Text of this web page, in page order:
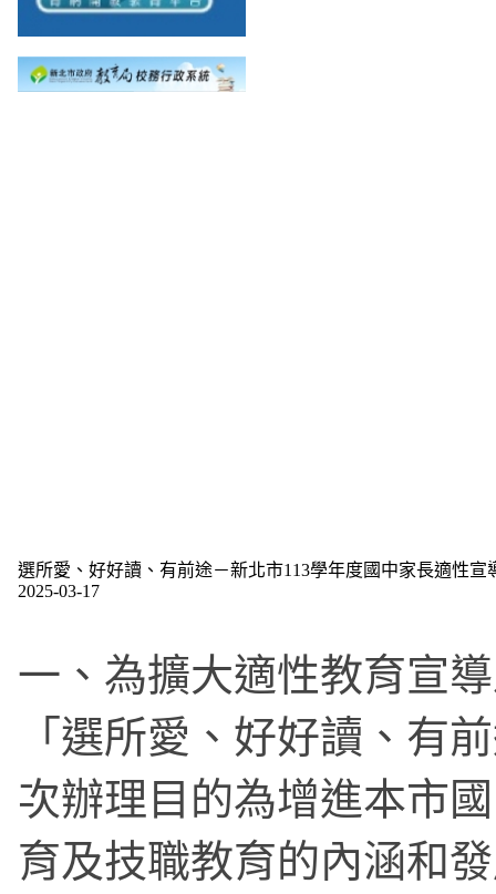
選所愛、好好讀、有前途－新北市113學年度國中家長適性宣
2025-03-17
一、為擴大適性教育宣
「選所愛、好好讀、有
次辦理目的為增進本市
育及技職教育的內涵和